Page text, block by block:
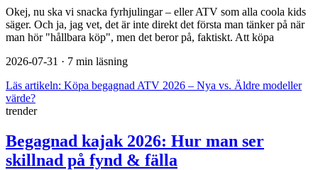
Okej, nu ska vi snacka fyrhjulingar – eller ATV som alla coola kids
säger. Och ja, jag vet, det är inte direkt det första man tänker på när
man hör "hållbara köp", men det beror på, faktiskt. Att köpa
2026-07-31 · 7 min läsning
Läs artikeln: Köpa begagnad ATV 2026 – Nya vs. Äldre modeller
värde?
trender
Begagnad kajak 2026: Hur man ser
skillnad på fynd & fälla